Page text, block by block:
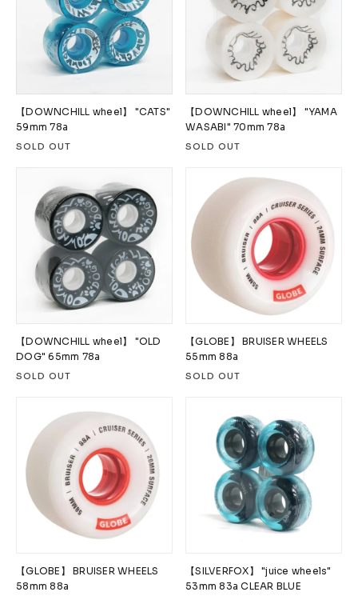
【DOWNCHILL wheel】 "CATS"
59mm 78a
SOLD OUT
【DOWNCHILL wheel】 "YAMA
WASABI" 70mm 78a
SOLD OUT
【DOWNCHILL wheel】 "OLD
DOG" 65mm 78a
SOLD OUT
【GLOBE】 BRUISER WHEELS
55mm 88a
SOLD OUT
【GLOBE】 BRUISER WHEELS
58mm 88a
【SILVERFOX】 "juice wheels"
53mm 83a CLEAR BLUE